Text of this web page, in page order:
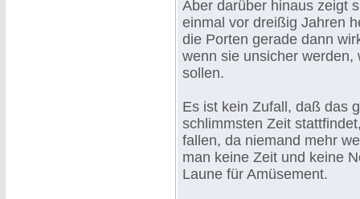
Aber darüber hinaus zeigt
einmal vor dreißig Jahren
die Porten gerade dann
wenn sie unsicher
sollen.
Es ist kein Zufall, daß das
schlimmsten Zeit
fallen, da niemand mehr
man keine Zeit und keine
Laune für Amüsement.